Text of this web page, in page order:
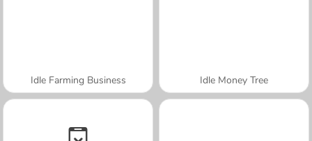
Idle Farming Business Idle Money Tree